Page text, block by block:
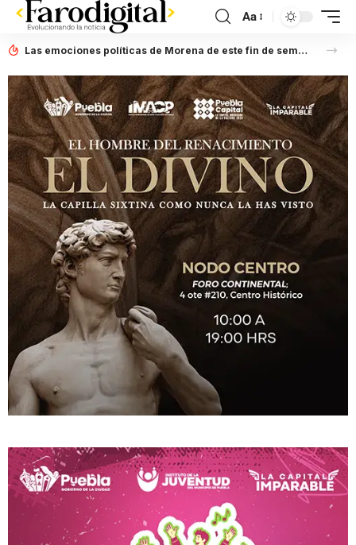
Aa
Las emociones políticas de Morena de este fin de semana